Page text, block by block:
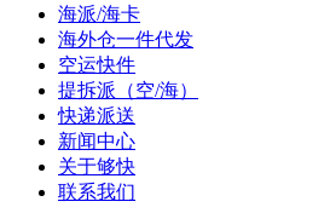
海派/海卡
海外仓一件代发
空运快件
提拆派（空/海）
快递派送
新闻中心
关于够快
联系我们